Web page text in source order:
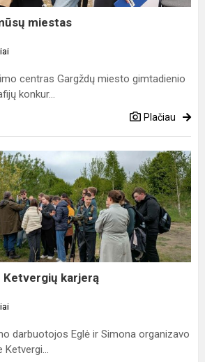
miestas
centras Gargždų miesto gimtadienio
konkur...
Plačiau
Ketvergių karjerą
darbuotojos Eglė ir Simona organizavo
Ketvergi...